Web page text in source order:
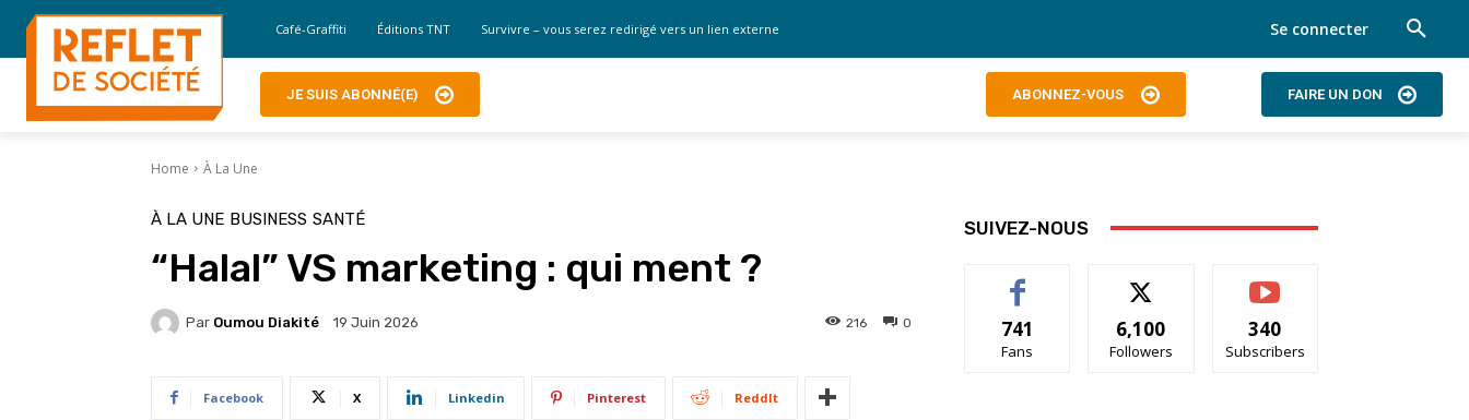
Café-Graffiti Éditions TNT Survivre – vous serez redirigé vers un lien externe Se connecter
JE SUIS ABONNÉ(E) ABONNEZ-VOUS FAIRE UN DON
Home À La Une
À LA UNE BUSINESS SANTÉ
“Halal” VS marketing : qui ment ?
Par Oumou Diakité 19 Juin 2026 0
216
Facebook X Linkedin Pinterest ReddIt
SUIVEZ-NOUS
741
Fans
6,100
Followers
340
Subscribers